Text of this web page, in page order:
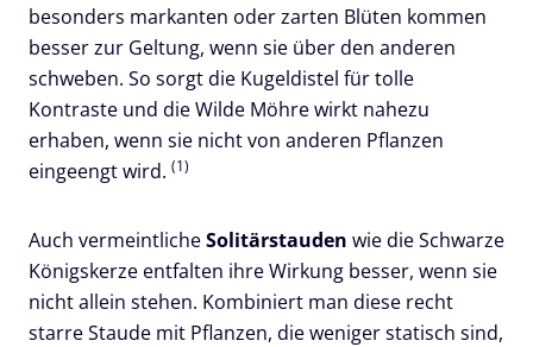
besonders markanten oder zarten Blüten kommen
besser zur Geltung, wenn sie über den anderen
schweben. So sorgt die Kugeldistel für tolle
Kontraste und die Wilde Möhre wirkt nahezu
erhaben, wenn sie nicht von anderen Pflanzen
eingeengt wird. (1)
Auch vermeintlicheSolitärstauden wie die Schwarze
Königskerze entfalten ihre Wirkung besser, wenn sie
nicht allein stehen. Kombiniert man diese recht
starre Staude mit Pflanzen, die weniger statisch sind,